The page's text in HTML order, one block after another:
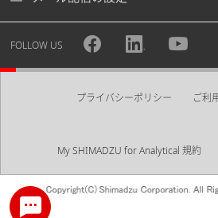
FOLLOW US
プライバシーポリシー ご利
My SHIMADZU for Analytical 規約